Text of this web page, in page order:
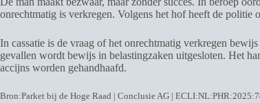
onrechtmatig is verkregen. Volgens het hof heeft de
In cassatie is de vraag of het onrechtmatig verkregen
gevallen wordt bewijs in belastingzaken uitgesloten. Het
accijns worden gehandhaafd.
Bron:Parket bij de Hoge Raad | Conclusie AG |